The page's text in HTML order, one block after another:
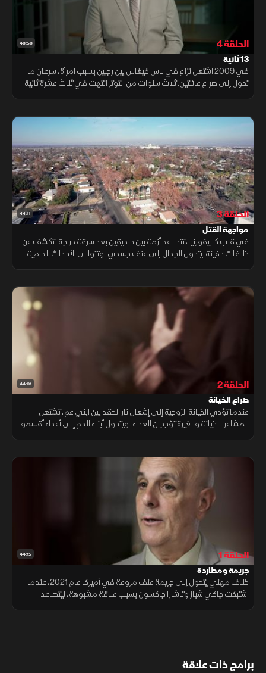
43:53 الحلقة 4
13 ثانية
في 2009 اشتعل نزاع في لاس فيغاس بين رجلين بسبب امرأة، سرعان ما
تحول إلى صراع عائلتين. ثلاث سنوات من التوتر انتهت في ثلاث عشرة ثانية
44:11 الحلقة 3
مواجهة القتل
في قلب كاليفورنيا، تتصاعد أزمة بين صديقين بعد سرقة دراجة لتكشف عن
خلافات دفينة. يتحول الجدال إلى عنف جسدي، وتتوالى الأحداث الدامية
44:01 الحلقة 2
صراع الخيانة
عندما تؤدي الخيانة الزوجية إلى إشعال نار الحقد بين ابني عم، تشتعل
المشاعر. الخيانة والغيرة تؤججان العداء، ويتحول أبناء الدم إلى أعداء أقسموا
44:15 الحلقة 1
جريمة ومطاردة
خلاف مهني يتحول إلى جريمة عنف مروعة في أميركا عام 2021، عندما
اشتبكت جاكي شباز وتاشارا جاكسون بسبب علاقة مشبوهة، ليتصاعد
برامج ذات علاقة